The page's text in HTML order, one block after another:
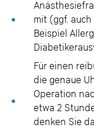
mit (ggf.
Beispiel
Für einen
die genaue
Operation
etwa 2
denken Sie